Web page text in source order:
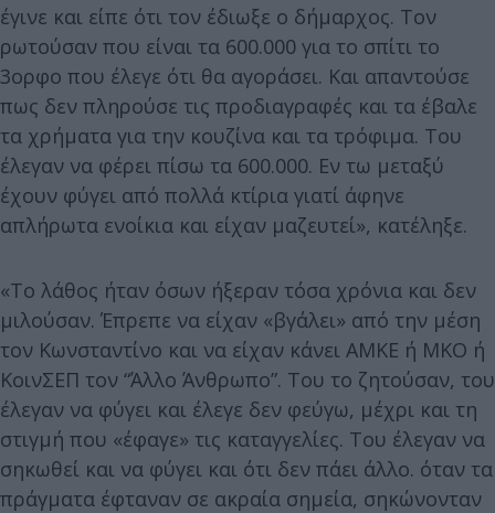
έγινε και είπε ότι τον έδιωξε ο δήμαρχος. Τον
ρωτούσαν που είναι τα 600.000 για το σπίτι το
3ορφο που έλεγε ότι θα αγοράσει. Και απαντούσε
πως δεν πληρούσε τις προδιαγραφές και τα έβαλε
τα χρήματα για την κουζίνα και τα τρόφιμα. Του
έλεγαν να φέρει πίσω τα 600.000. Εν τω μεταξύ
έχουν φύγει από πολλά κτίρια γιατί άφηνε
απλήρωτα ενοίκια και είχαν μαζευτεί», κατέληξε.
«Το λάθος ήταν όσων ήξεραν τόσα χρόνια και δεν
μιλούσαν. Έπρεπε να είχαν «βγάλει» από την μέση
τον Κωνσταντίνο και να είχαν κάνει ΑΜΚΕ ή ΜΚΟ ή
ΚοινΣΕΠ τον “Άλλο Άνθρωπο”. Του το ζητούσαν, του
έλεγαν να φύγει και έλεγε δεν φεύγω, μέχρι και τη
στιγμή που «έφαγε» τις καταγγελίες. Του έλεγαν να
σηκωθεί και να φύγει και ότι δεν πάει άλλο. όταν τα
πράγματα έφταναν σε ακραία σημεία, σηκώνονταν